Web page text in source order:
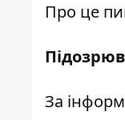
Про це
За